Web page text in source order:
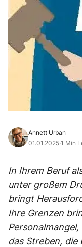
Annett Urban
01.01.2025·1 Min
In Ihrem Beruf
unter großem
bringt
Ihre Grenzen
das Streben, die